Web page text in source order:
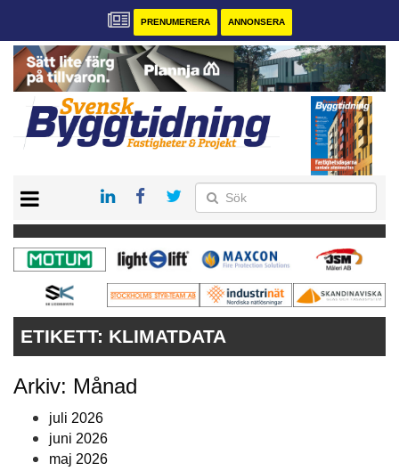
PRENUMERERA ANNONSERA
PRENUMERERA
VÅRA ANDRA MAGASIN
ANNONSERA
ETIKETT: KLIMATDATA
Arkiv: Månad
juli 2026
juni 2026
maj 2026